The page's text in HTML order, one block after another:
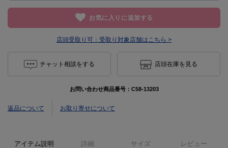
お気に入りに追加する
店頭受取り可： 受取り対象店舗はこちら >
チャット相談をする 店頭在庫を見る
お問い合わせ商品番号： C58-13203
返品について お取り寄せについて
アイテム説明 詳細 サイズ レビュー